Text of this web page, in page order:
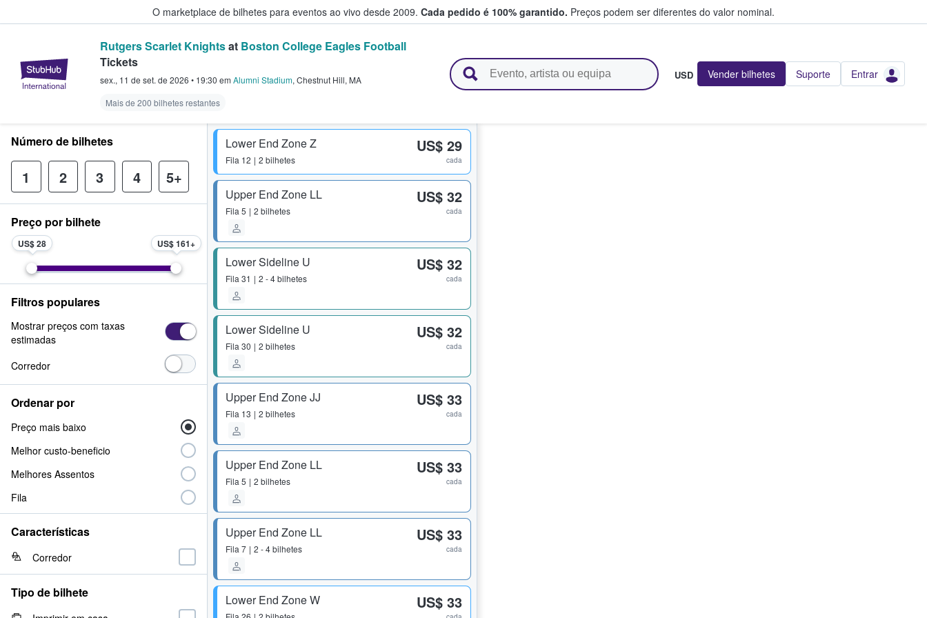
O marketplace de bilhetes para eventos ao vivo desde 2009. Cada pedido é 100% garantido. Preços podem ser diferentes do valor nominal.
StubHub – onde os fãs compram e vendem bilhetes
Rutgers Scarlet Knightsat Boston College Eagles Football
Tickets
sex., 11 de set. de 2026 • 19:30 em Alumni Stadium, Chestnut Hill, MA
Mais de 200 bilhetes restantes
USD Vender bilhetes Suporte Entrar
Lower End Zone Z
Fila 12 2 bilhetes
US$ 29
cada
Upper End Zone LL
Fila 5 2 bilhetes
US$ 32
cada
Lower Sideline U
Fila 31 2 - 4 bilhetes
US$ 32
cada
Lower Sideline U
Fila 30 2 bilhetes
US$ 32
cada
Upper End Zone JJ
Fila 13 2 bilhetes
US$ 33
cada
Upper End Zone LL
Fila 5 2 bilhetes
US$ 33
cada
Upper End Zone LL
Fila 7 2 - 4 bilhetes
US$ 33
cada
Lower End Zone W US$ 33
Número de bilhetes
1 2 3 4 5+
Preço por bilhete
US$ 28 US$ 161
Filtros populares
Mostrar preços com taxas
estimadas
Corredor
Ordenar por
Preço mais baixo
Melhor custo-beneficio
Melhores Assentos
Fila
Características
Corredor
Tipo de bilhete